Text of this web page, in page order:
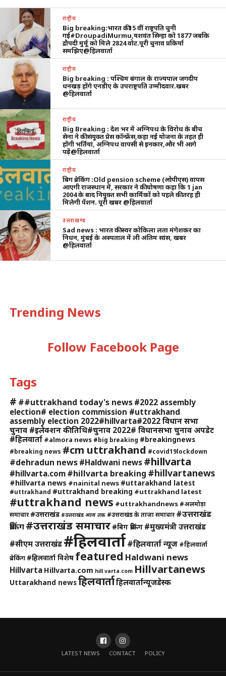
राष्ट्रीय
Big breaking:भारत की15 वीं राष्ट्रपति चुनी
गई#DroupadiMurmu,यशवंत सिन्हा को 1877 जबकि
द्रौपदी मुर्मू को मिले 2824 वोट.पूरी चुनाव प्रकिर्या
समझिए@हिलवार्ता
राष्ट्रीय
Big breaking : पश्चिम बंगाल के राज्यपाल जगदीप
धनखड़ होंगे एनडीए के उपराष्ट्रपति उम्मीदवार.खबर
@हिलवार्ता
राष्ट्रीय
Big Breaking : देश भर में अग्निपथ के विरोध के बीच
सेना ने की संयुक्त प्रेस कॉन्फ्रेंस,कहा नई योजना के तहत ही
होंगी भर्तियां, अग्निपथ वापसी से इनकार,और भी आगे
पढ़ें@हिलवार्ता
राष्ट्रीय
बिग ब्रेकिंग :Old pension scheme (ओपीएस) वापस
आएगी राजस्थान में, सरकार ने की घोषणा कहा कि 1 jan
2004 के बाद नियुक्त सभी कार्मिकों को पहले की तरह ही
मिलेगी पेंशन. पूरी खबर @हिलवार्ता
उत्तराखण्ड
Sad news : भारत की स्वर कोकिला लता मंगेशकर का
निधन, मुंबई के अस्पताल में ली अंतिम सांस, खबर
@हिलवार्ता
Trending News
Follow Facebook Page
Tags
# ##uttrakhand today's news #2022 assembly
election# election commission #uttrakhand
assembly election 2022#hillvarta#2022 विधान सभा
चुनाव #इलेक्शन की तिथि#चुनाव 2022# विधानसभा चुनाव अपडेट
#हिलवार्ता #almora news #big breaking #breakingnews
#breaking news #cm uttrakhand #covid19lockdown
#dehradun news #Haldwani news #hillvarta
#hillvarta.com #hillvarta breaking #hillvartanews
#hillvarta news #nainital news #uttarakhand latest
#uttrakhand #uttrakhand breaking #uttrakhand latest
#uttrakhand news #uttrakhandnews #अलमोड़ा
समाचार #उत्तराखंड #उत्तराखंड आज तक #उत्तराखंड के ताजा समाचार #उत्तराखंड
ब्रेकिंग#उत्तराखंड समाचार #बिग ब्रेकिंग #मुख्यमंत्री उत्तराखंड
#सीएम उत्तराखंड #हिलवार्ता#हिलवार्ता न्यूज #हिलवार्ता
ब्रेकिंग #हिलवार्ता विशेष featured Haldwani news
Hillvarta Hillvarta.com hill varta.com Hillvartanews
Uttarakhand newsहिलवार्ताहिलवार्तान्यूजडेस्क
LATEST NEWS CONTACT POLICY